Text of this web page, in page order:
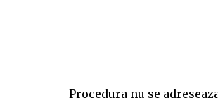
Procedura nu se